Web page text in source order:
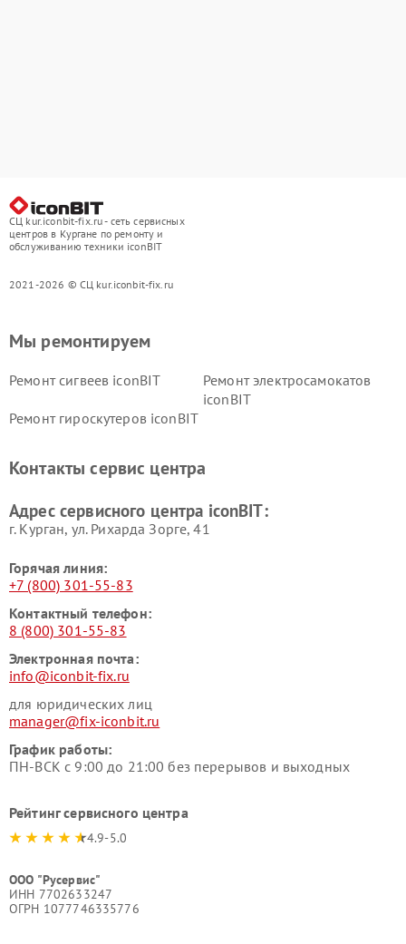
СЦ kur.iconbit-fix.ru - сеть сервисных
центров в Кургане по ремонту и
обслуживанию техники iconBIT
2021-2026 © СЦ kur.iconbit-fix.ru
Мы ремонтируем
Ремонт сигвеев iconBIT
Ремонт электросамокатов
iconBIT
Ремонт гироскутеров iconBIT
Контакты сервис центра
Адрес сервисного центра iconBIT:
г. Курган, ул. Рихарда Зорге, 41
Горячая линия:
+7 (800) 301-55-83
Контактный телефон:
8 (800) 301-55-83
Электронная почта:
info@iconbit-fix.ru
для юридических лиц
manager@fix-iconbit.ru
График работы:
ПН-ВСК с 9:00 до 21:00 без перерывов и выходных
Рейтинг сервисного центра
4.9-5.0
ООО "Русервис"
ИНН 7702633247
ОГРН 1077746335776